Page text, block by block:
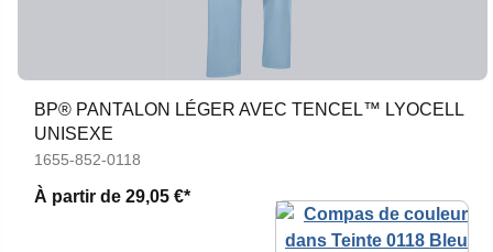
BP® PANTALON LÉGER AVEC TENCEL™ LYOCELL
UNISEXE
1655-852-0118
À partir de 29,05 €*